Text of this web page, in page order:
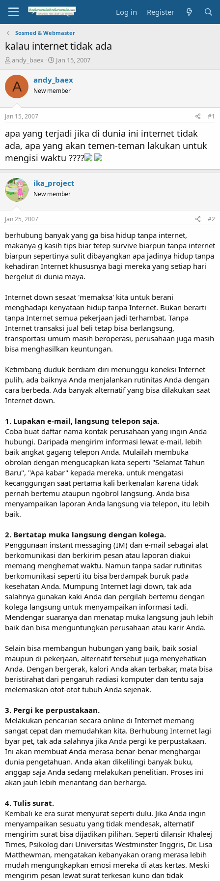
Log in Register
Sosmed & Webmaster
kalau internet tidak ada
T
r
e
a
t
a
r
t
e
andy_baex
S
a
t
e
Jan 15, 2007
A andy_baex
New member
Jan 15, 2007 #1
apa yang terjadi jika di dunia ini internet tidak
ada, apa yang akan temen-teman lakukan untuk
mengisi waktu ????
ika_project
New member
Jan 25, 2007 #2
berhubung banyak yang ga bisa hidup tanpa internet,
makanya g kasih tips biar tetep survive biarpun tanpa internet
biarpun sepertinya sulit dibayangkan apa jadinya hidup tanpa
kehadiran Internet khususnya bagi mereka yang setiap hari
bergelut di dunia maya.
Internet down sesaat 'memaksa' kita untuk berani
menghadapi kenyataan hidup tanpa Internet. Bukan berarti
tanpa Internet semua pekerjaan jadi terhambat. Tanpa
Internet transaksi jual beli tetap bisa berlangsung,
transportasi umum masih beroperasi, perusahaan juga masih
bisa menghasilkan keuntungan.
Ketimbang duduk berdiam diri menunggu koneksi Internet
pulih, ada baiknya Anda menjalankan rutinitas Anda dengan
cara berbeda. Ada banyak alternatif yang bisa dilakukan saat
Internet down.
1. Lupakan e-mail, langsung telepon saja.
Coba buat daftar nama kontak perusahaan yang ingin Anda
hubungi. Daripada mengirim informasi lewat e-mail, lebih
baik angkat gagang telepon Anda. Mulailah membuka
obrolan dengan mengucapkan kata seperti "Selamat Tahun
Baru", "Apa kabar" kepada mereka, untuk mengatasi
kecanggungan saat pertama kali berkenalan karena tidak
pernah bertemu ataupun ngobrol langsung. Anda bisa
menyampaikan laporan Anda langsung via telepon, itu lebih
baik.
2. Bertatap muka langsung dengan kolega.
Penggunaan instant messaging (IM) dan e-mail sebagai alat
berkomunikasi dan berkirim pesan atau laporan diakui
memang menghemat waktu. Namun tanpa sadar rutinitas
berkomunikasi seperti itu bisa berdampak buruk pada
kesehatan Anda. Mumpung Internet lagi down, tak ada
salahnya gunakan kaki Anda dan pergilah bertemu dengan
kolega langsung untuk menyampaikan informasi tadi.
Mendengar suaranya dan menatap muka langsung jauh lebih
baik dan bisa menguntungkan perusahaan atau karir Anda.
Selain bisa membangun hubungan yang baik, baik sosial
maupun di pekerjaan, alternatif tersebut juga menyehatkan
Anda. Dengan bergerak, kalori Anda akan terbakar, mata bisa
beristirahat dari pengaruh radiasi komputer dan tentu saja
melemaskan otot-otot tubuh Anda sejenak.
3. Pergi ke perpustakaan.
Melakukan pencarian secara online di Internet memang
sangat cepat dan memudahkan kita. Berhubung Internet lagi
byar pet, tak ada salahnya jika Anda pergi ke perpustakaan.
Ini akan membuat Anda merasa benar-benar menghargai
dunia pengetahuan. Anda akan dikelilingi banyak buku,
anggap saja Anda sedang melakukan penelitian. Proses ini
akan jauh lebih menantang dan berharga.
4. Tulis surat.
Kembali ke era surat menyurat seperti dulu. Jika Anda ingin
menyampaikan sesuatu yang tidak mendesak, alternatif
mengirim surat bisa dijadikan pilihan. Seperti dilansir Khaleej
Times, Psikolog dari Universitas Westminster Inggris, Dr. Lisa
Matthewman, mengatakan kebanyakan orang merasa lebih
mudah mengungkapkan emosi mereka di atas kertas. Meski
mengirim pesan lewat surat terkesan kuno dan tidak